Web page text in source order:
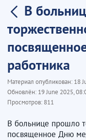
В
работника
Материал опубликован: 18
Обновлён: 19 June 2025,
Просмотров: 811
В больнице прошло
посвященное Дню